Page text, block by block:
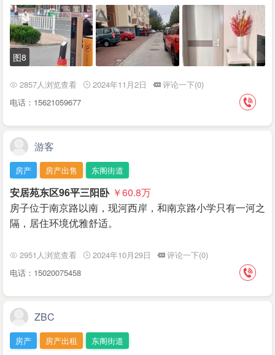
图8
2857人浏览查看 2024年11月2日
评论一下(0)
电话：15621059677
游客
房产 房产出售 东阁街道
安居苑东区96平三阳卧 ￥60.8万
房子位于南京路以南，现河西岸，和南京路小学只有一河之
隔，居住环境优雅舒适。
2951人浏览查看 2024年10月29日
评论一下(0)
电话：15020075458
ZBC
房产 房产出租 东阁街道